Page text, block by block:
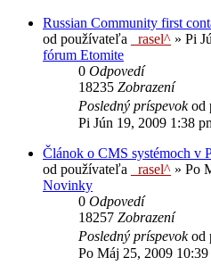
Russian Community first
od používateľa
_rasel^ » Pi
fórum Etomite
0 Odpovedí
18235 Zobrazení
Posledný príspevokod
Pi Jún 19, 2009 1:38
Článok o CMS systémoch v
od používateľa
_rasel^ » Po
Novinky
0 Odpovedí
18257 Zobrazení
Posledný príspevokod
Po Máj 25, 2009 10:39